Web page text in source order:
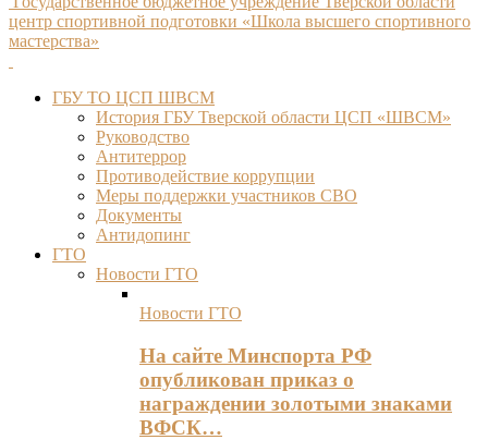
центр спортивной подготовки «Школа высшего спортивного
мастерства»
ГБУ ТО ЦСП ШВСМ
История ГБУ Тверской области ЦСП «ШВСМ»
Руководство
Антитеррор
Противодействие коррупции
Меры поддержки участников СВО
Документы
Антидопинг
ГТО
Новости ГТО
Новости ГТО
На сайте Минспорта РФ
опубликован приказ о
награждении золотыми знаками
ВФСК…